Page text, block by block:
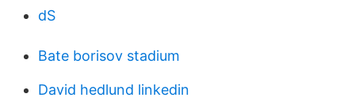
dS
Bate borisov stadium
David hedlund linkedin